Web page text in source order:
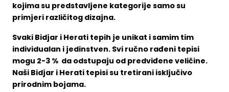
kojima su predstavljene kategorije samo su
primjeri različitog dizajna.
Svaki Bidjar i Herati tepih je unikat i samim tim
individualan i jedinstven. Svi ručno rađeni tepisi
mogu 2-3 % da odstupaju od predviđene veličine.
Naši Bidjar i Herati tepisi su tretirani isključivo
prirodnim bojama.